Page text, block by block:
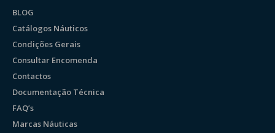
BLOG
Catálogos Náuticos
Condições Gerais
Consultar Encomenda
Contactos
Documentação Técnica
FAQ’s
Marcas Náuticas